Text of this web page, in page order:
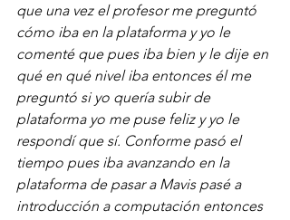
que una vez el profesor me preguntó
cómo iba en la plataforma y yo le
comenté que pues iba bien y le dije en
qué en qué nivel iba entonces él me
preguntó si yo quería subir de
plataforma yo me puse feliz y yo le
respondí que sí. Conforme pasó el
tiempo pues iba avanzando en la
plataforma de pasar a Mavis pasé a
introducción a computación entonces